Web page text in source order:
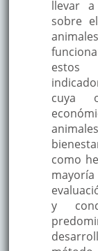
llevar
sobre
estos
cuya
como
y